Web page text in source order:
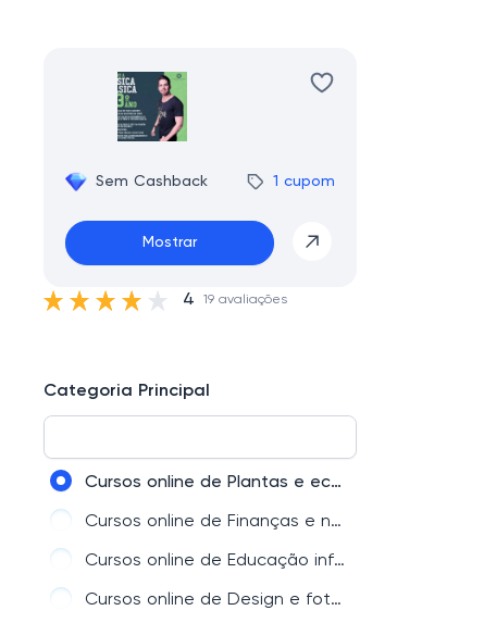
Sem Cashback 1 cupom
Mostrar
4 19 avaliações
Categoria Principal
Cursos online de Plantas e ecologia
Cursos online de Finanças e negócios
Cursos online de Educação infantil e família
Cursos online de Design e fotografia